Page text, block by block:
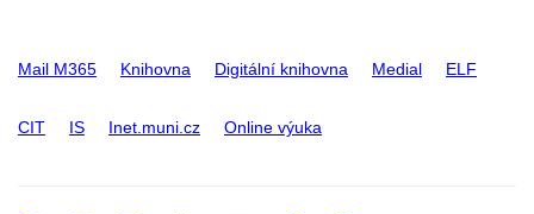
Mail M365 Knihovna Digitální knihovna Medial ELF
CIT IS Inet.muni.cz Online výuka